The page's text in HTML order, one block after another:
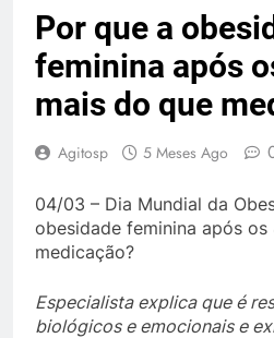
Por que a
feminina após
mais do que
Agitosp 5 Meses Ago
04/03 – Dia Mundial da
obesidade feminina após
medicação?
Especialista explica que é
biológicos e emocionais e